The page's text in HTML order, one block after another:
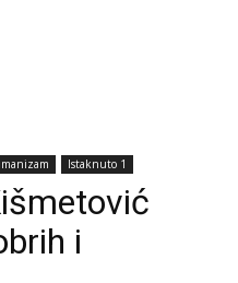
Istaknuto 1
i